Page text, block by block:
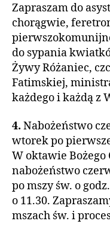
Zapraszam do
chorągwie,
do sypania
Żywy Różaniec,
Fatimskiej,
każdego i każdą z
4. Nabożeństwo
wtorek po
W oktawie Bożego
nabożeństwo
po mszy św. o
o 11.30.
mszach św. i